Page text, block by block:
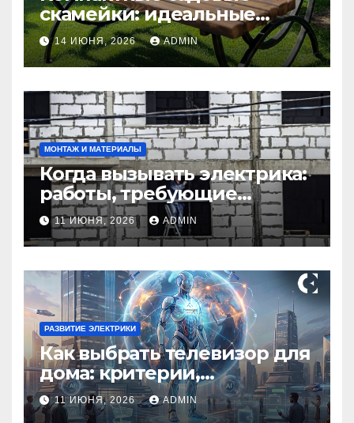
скамейки: идеальные
решения Madmetal.ru для
маленьких участков
14 ИЮНЯ, 2026 ADMIN
МОНТАЖ И МАТЕРИАЛЫ
Когда вызывать электрика:
работы, требующие
профессионала Электрик
круглосуточно
11 ИЮНЯ, 2026 ADMIN
РАЗВИТИЕ ЭЛЕКТРИКИ
Как выбрать телевизор для
дома: критерии,
технологии и советы
11 ИЮНЯ, 2026 ADMIN